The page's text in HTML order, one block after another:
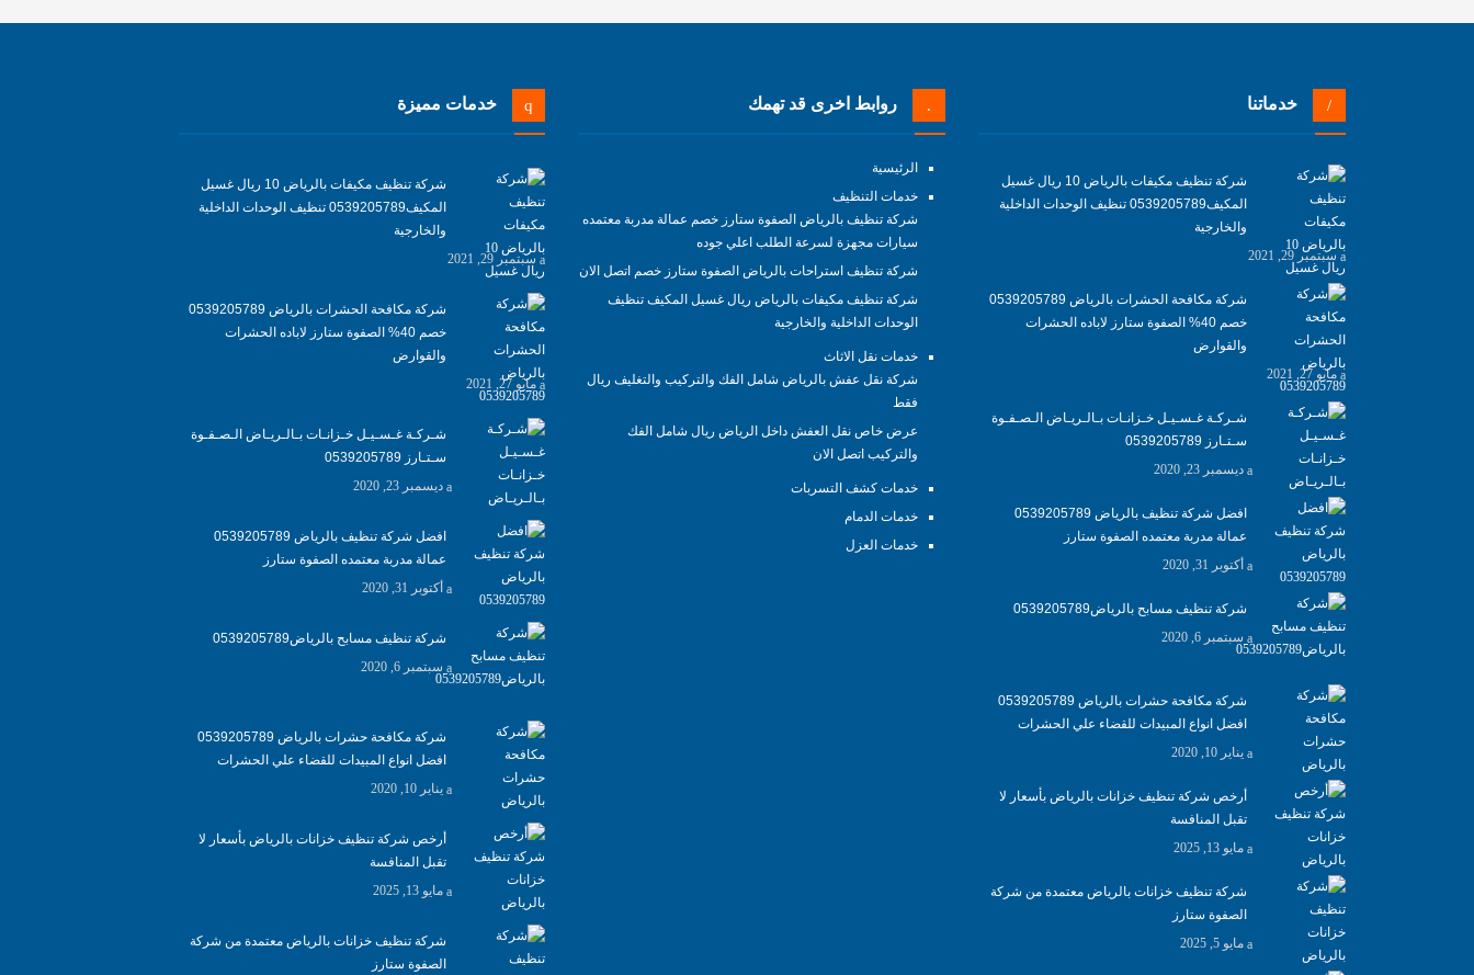
خدماتنا
شركة تنظيف مكيفات بالرياض 10 ريال غسيل
المكيف0539205789 تنظيف الوحدات الداخلية
والخارجية
سبتمبر 29, 2021
شركة مكافحة الحشرات بالرياض 0539205789
خصم 40% الصفوة ستارز لاباده الحشرات
والقوارض
مايو 27, 2021
شـركـة غـسـيـل خـزانـات بـالـريـاض الـصـفـوة
سـتـارز 0539205789
ديسمبر 23, 2020
افضل شركة تنظيف بالرياض 0539205789
عمالة مدربة معتمده الصفوة ستارز
أكتوبر 31, 2020
شركة تنظيف مسابح بالرياض0539205789
سبتمبر 6, 2020
شركة مكافحة حشرات بالرياض 0539205789
افضل انواع المبيدات للقضاء علي الحشرات
يناير 10, 2020
أرخص شركة تنظيف خزانات بالرياض بأسعار لا
تقبل المنافسة
مايو 13, 2025
شركة تنظيف خزانات بالرياض معتمدة من شركة
الصفوة ستارز
مايو 5, 2025
روابط اخرى قد تهمك
الرئيسية
خدمات التنظيف
شركة تنظيف بالرياض الصفوة ستارز خصم عمالة مدربة معتمده
سيارات مجهزة لسرعة الطلب اعلي جوده
شركة تنظيف استراحات بالرياض الصفوة ستارز خصم اتصل الان
شركة تنظيف مكيفات بالرياض ريال غسيل المكيف تنظيف
الوحدات الداخلية والخارجية
خدمات نقل الاثاث
شركة نقل عفش بالرياض شامل الفك والتركيب والتغليف ريال
فقط
عرض خاص نقل العفش داخل الرياض ريال شامل الفك
والتركيب اتصل الان
خدمات كشف التسربات
خدمات الدمام
خدمات العزل
خدمات مميزة
شركة تنظيف مكيفات بالرياض 10 ريال غسيل
المكيف0539205789 تنظيف الوحدات الداخلية
والخارجية
سبتمبر 29, 2021
شركة مكافحة الحشرات بالرياض 0539205789
خصم 40% الصفوة ستارز لاباده الحشرات
والقوارض
مايو 27, 2021
شـركـة غـسـيـل خـزانـات بـالـريـاض الـصـفـوة
سـتـارز 0539205789
ديسمبر 23, 2020
افضل شركة تنظيف بالرياض 0539205789
عمالة مدربة معتمده الصفوة ستارز
أكتوبر 31, 2020
شركة تنظيف مسابح بالرياض0539205789
سبتمبر 6, 2020
شركة مكافحة حشرات بالرياض 0539205789
افضل انواع المبيدات للقضاء علي الحشرات
يناير 10, 2020
أرخص شركة تنظيف خزانات بالرياض بأسعار لا
تقبل المنافسة
مايو 13, 2025
شركة تنظيف خزانات بالرياض معتمدة من شركة
الصفوة ستارز